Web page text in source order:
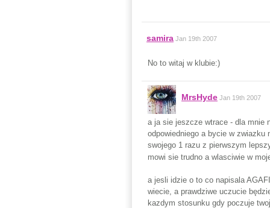
samira Jan 19th 2007
No to witaj w klubie:)
MrsHyde Jan 19th 2007
a ja sie jeszcze wtrace - dla mnie
odpowiedniego a bycie w
swojego 1 razu z pierwszym
mowi sie trudno a wlasciwie w
a jesli idzie o to co napisala
wiecie, a prawdziwe uczucie
kazdym stosunku gdy poczuje